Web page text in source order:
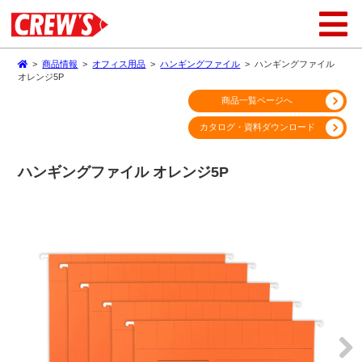
>商品情報 > オフィス用品 >ハンギングファイル >ハンギングファイル
オレンジ5P
ハンギングファイル オレンジ5P
商品一覧ページへ
カタログ・資料ダウンロード